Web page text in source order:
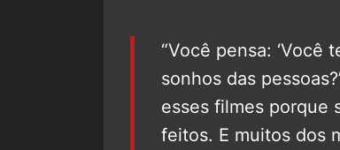
“Você pensa: ‘Você
sonhos das
esses filmes porque
feitos. E muitos dos